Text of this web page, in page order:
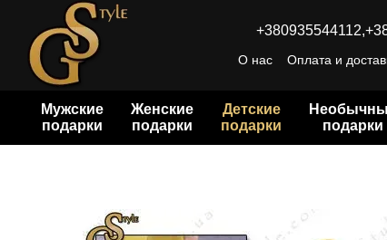
Перейти к основному контенту
+380935544112,
О нас Оплата и
Мужские
подарки
Женские
подарки
Детские
подарки
подарки